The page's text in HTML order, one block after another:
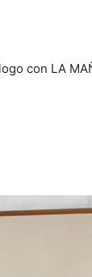
con LA